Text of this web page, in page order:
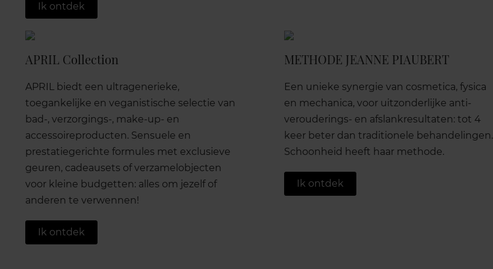
Ik ontdek
APRIL Collection
APRIL biedt een ultragenerieke,
toegankelijke en veganistische selectie van
bad-, verzorgings-, make-up- en
accessoireproducten. Sensuele en
prestatiegerichte formules met exclusieve
geuren, cadeausets of verzamelobjecten
voor kleine budgetten: alles om jezelf of
anderen te verwennen!
Ik ontdek
METHODE JEANNE PIAUBERT
Een unieke synergie van cosmetica, fysica
en mechanica, voor uitzonderlijke anti-
verouderings- en afslankresultaten: tot 4
keer beter dan traditionele behandelingen.
Schoonheid heeft haar methode.
Ik ontdek